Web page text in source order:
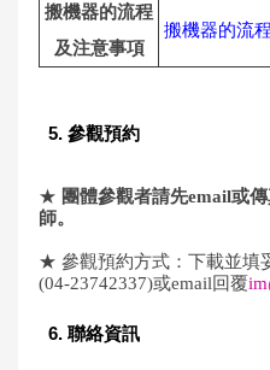
搬機器的流程
及注意事項
搬機器的流
5. 參觀預約
★ 團體參觀者請先email或
師。
★ 參觀預約方式：下載並填
(04-23742337)或email回覆
6. 聯絡資訊